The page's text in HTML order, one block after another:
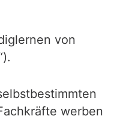
von
werben